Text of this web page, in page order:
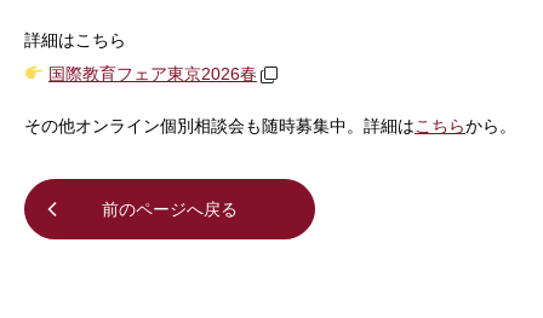
詳細はこちら
国際教育フェア東京2026春
その他オンライン個別相談会も随時募集中。詳細はこちらから。
前のページへ戻る